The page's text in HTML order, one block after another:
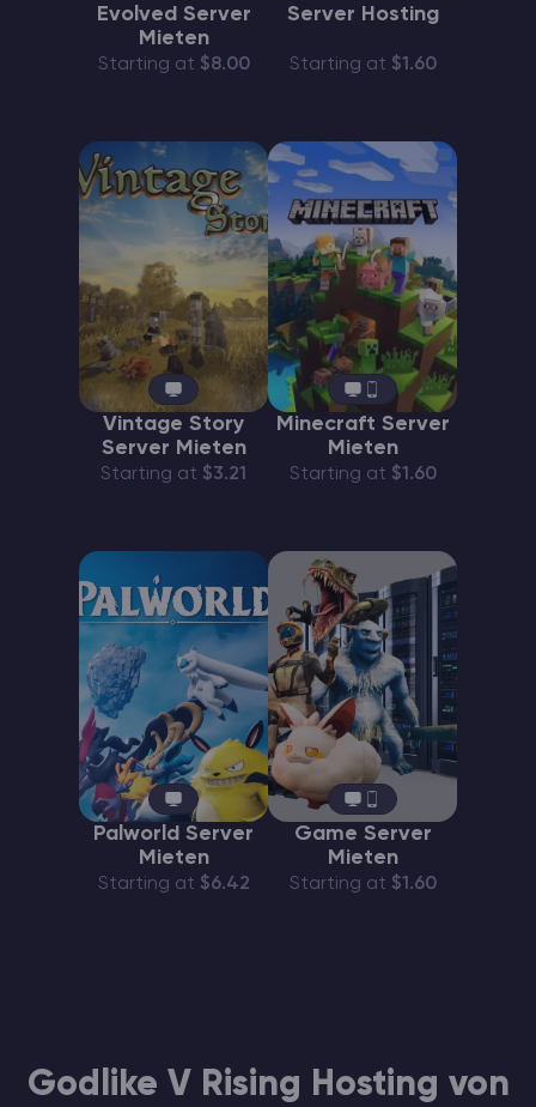
Evolved Server
Mieten
Starting at $8.00
Server Hosting
Starting at $1.60
Vintage Story
Server Mieten
Starting at $3.21
Minecraft Server
Mieten
Starting at $1.60
Palworld Server
Mieten
Starting at $6.42
Game Server
Mieten
Starting at $1.60
Godlike V Rising Hosting von